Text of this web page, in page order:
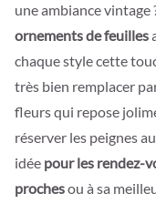
une ambiance vintage
ornements de feuilles
chaque style cette
très bien remplacer
fleurs qui repose
réserver les peignes
idée pour les rendez-
prochesou à sa